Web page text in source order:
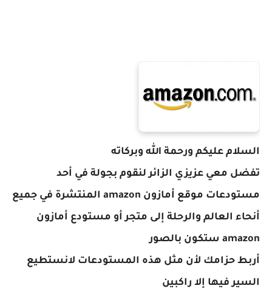
السلام عليكم ورحمة الله وبركاته
تفضل معي عزيزي الزائر لنقوم بجولة في أحد
مستودعات موقع أمازون amazon المنتشرة في جميع
أنحاء العالم والرحلة إلى متجر أو مستودع أمازون
amazon ستكون بالصور
أربط حزامك لأن مثل هذه المستودعات لانستطيع
السير فيها إلا راكبين